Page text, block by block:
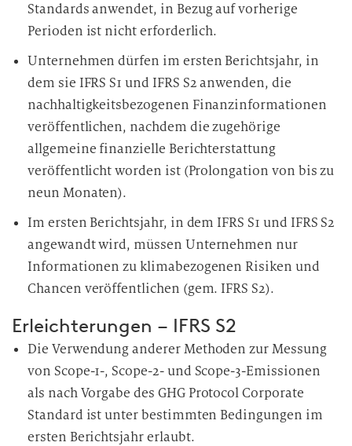
Standards anwendet, in Bezug auf vorherige
Perioden ist nicht erforderlich.
Unternehmen dürfen im ersten Berichtsjahr, in
dem sie IFRS S1und IFRS S2 anwenden, die
nachhaltigkeitsbezogenen Finanzinformationen
veröffentlichen, nachdem die zugehörige
allgemeine finanzielle Berichterstattung
veröffentlicht worden ist (Prolongation von bis zu
neun Monaten).
Im ersten Berichtsjahr, in dem IFRS S1 und IFRS S2
angewandt wird, müssen Unternehmen nur
Informationen zu klimabezogenen Risiken und
Chancen veröffentlichen (gem. IFRS S2).
Erleichterungen – IFRS S2
Die Verwendung anderer Methoden zur Messung
von Scope-1-, Scope-2- und Scope-3-Emissionen
als nach Vorgabe des GHG Protocol Corporate
Standard ist unter bestimmten Bedingungen im
ersten Berichtsjahr erlaubt.